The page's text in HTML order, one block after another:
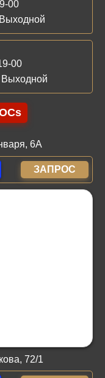
00
00
6А
ЗАПРОС
72/1